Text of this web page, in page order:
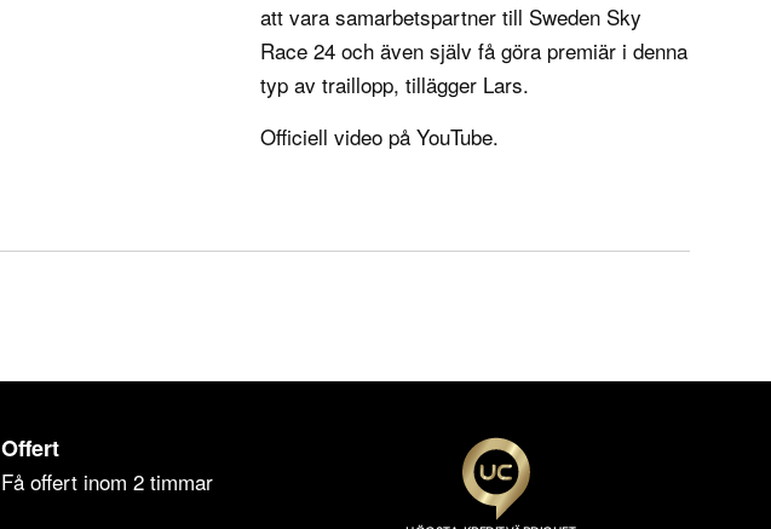
att vara samarbetspartner till Sweden Sky
Race 24 och även själv få göra premiär i denna
typ av traillopp, tillägger Lars.
Officiell video påYouTube.
Offert
Få offert inom 2 timmar